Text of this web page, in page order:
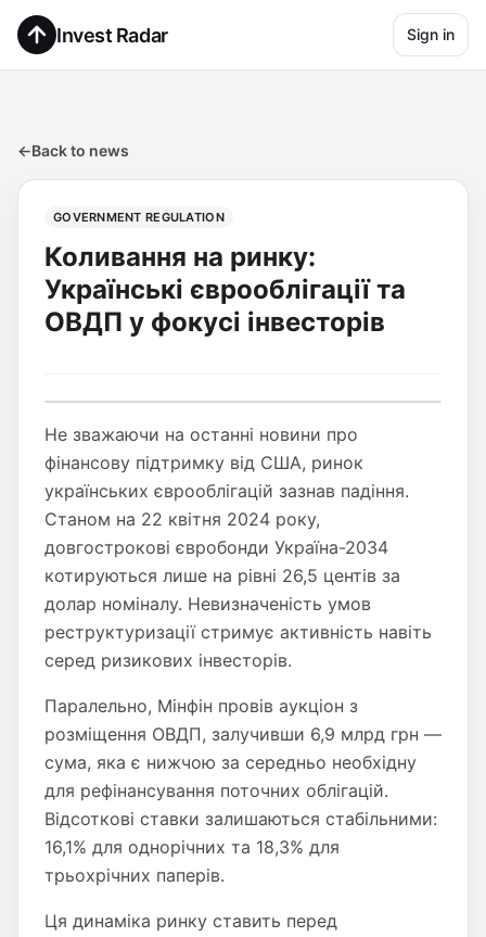
Invest Radar Sign in
←Back to news
GOVERNMENT REGULATION
Коливання на ринку:
Українські єврооблігації та
ОВДП у фокусі інвесторів
Не зважаючи на останні новини про
фінансову підтримку від США, ринок
українських єврооблігацій зазнав падіння.
Станом на 22 квітня 2024 року,
довгострокові євробонди Україна-2034
котируються лише на рівні 26,5 центів за
долар номіналу. Невизначеність умов
реструктуризації стримує активність навіть
серед ризикових інвесторів.
Паралельно, Мінфін провів аукціон з
розміщення ОВДП, залучивши 6,9 млрд грн —
сума, яка є нижчою за середньо необхідну
для рефінансування поточних облігацій.
Відсоткові ставки залишаються стабільними:
16,1% для однорічних та 18,3% для
трьохрічних паперів.
Ця динаміка ринку ставить перед